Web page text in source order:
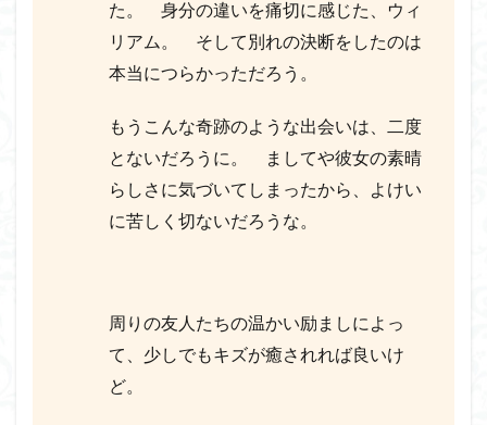
た。 身分の違いを痛切に感じた、ウィ
リアム。 そして別れの決断をしたのは
本当につらかっただろう。
もうこんな奇跡のような出会いは、二度
とないだろうに。 ましてや彼女の素晴
らしさに気づいてしまったから、よけい
に苦しく切ないだろうな。
周りの友人たちの温かい励ましによっ
て、少しでもキズが癒されれば良いけ
ど。